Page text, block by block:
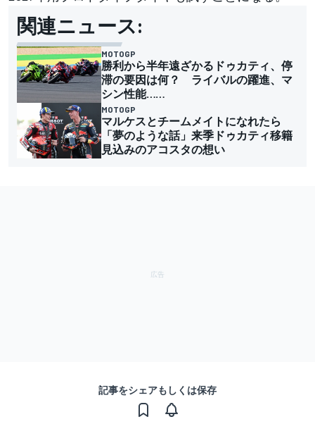
関連ニュース:
MOTOGP
勝利から半年遠ざかるドゥカティ、停
滞の要因は何？ ライバルの躍進、マ
シン性能……
MOTOGP
マルケスとチームメイトになれたら
「夢のような話」来季ドゥカティ移籍
見込みのアコスタの想い
記事をシェアもしくは保存